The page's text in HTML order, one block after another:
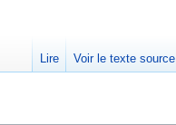
Lire Voir le texte source